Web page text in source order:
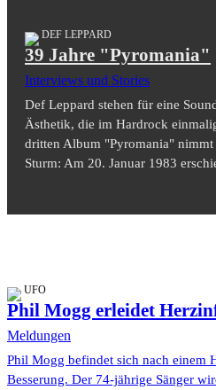
DEF LEPPARD
39 Jahre "Pyromania"
Interviews und Stories
Def Leppard stehen für eine
Ästhetik, die im Hardrock
dritten Album "Pyromania" nimmt
Sturm: Am 20. Januar 1983
UFO
Phil Mogg erleidet
Meldungen
Phil Mogg befindet sich nach einem
Besserung. Der 74-jährige Sänger